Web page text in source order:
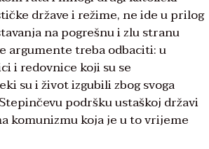
države i režime, ne ide u prilog
na pogrešnu i zlu stranu
argumente treba odbaciti: u
i redovnice koji su se
su i život izgubili zbog svoga
podršku ustaškoj državi
komunizmu koja je u to vrijeme